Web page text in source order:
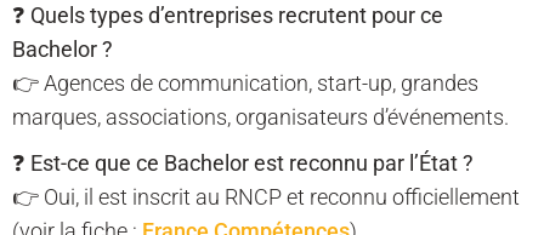
❓ Quels types d’entreprises recrutent pour ce
Bachelor ?
👉 Agences de communication, start-up, grandes
marques, associations, organisateurs d’événements.
❓ Est-ce que ce Bachelor est reconnu par l’État ?
👉 Oui, il est inscrit au RNCP et reconnu officiellement